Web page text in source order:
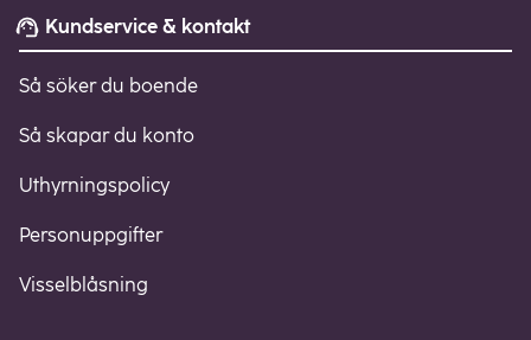
Kundservice & kontakt
Så söker du boende
Så skapar du konto
Uthyrningspolicy
Personuppgifter
Visselblåsning